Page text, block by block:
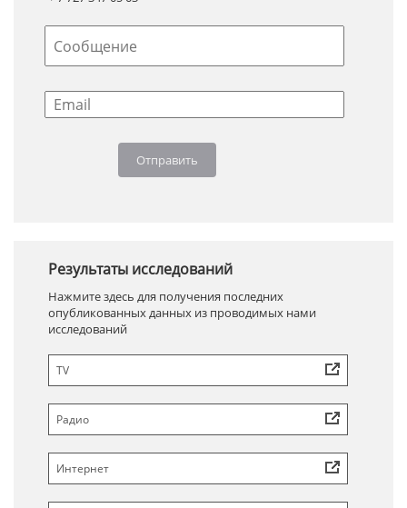
Результаты исследований
Нажмите здесь для получения последних
опубликованных данных из проводимых нами
исследований
TV
Радио
Интернет